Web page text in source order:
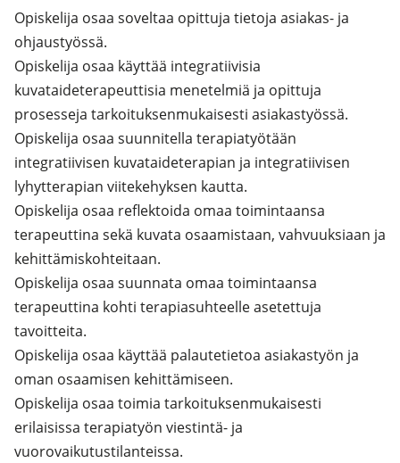
Opiskelija osaa soveltaa opittuja tietoja asiakas- ja
ohjaustyössä.
Opiskelija osaa käyttää integratiivisia
kuvataideterapeuttisia menetelmiä ja opittuja
prosesseja tarkoituksenmukaisesti asiakastyössä.
Opiskelija osaa suunnitella terapiatyötään
integratiivisen kuvataideterapian ja integratiivisen
lyhytterapian viitekehyksen kautta.
Opiskelija osaa reflektoida omaa toimintaansa
terapeuttina sekä kuvata osaamistaan, vahvuuksiaan ja
kehittämiskohteitaan.
Opiskelija osaa suunnata omaa toimintaansa
terapeuttina kohti terapiasuhteelle asetettuja
tavoitteita.
Opiskelija osaa käyttää palautetietoa asiakastyön ja
oman osaamisen kehittämiseen.
Opiskelija osaa toimia tarkoituksenmukaisesti
erilaisissa terapiatyön viestintä- ja
vuorovaikutustilanteissa.